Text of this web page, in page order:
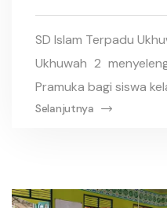
SD Islam Terpadu
Ukhuwah 2
Pramuka bagi siswa
Selanjutnya